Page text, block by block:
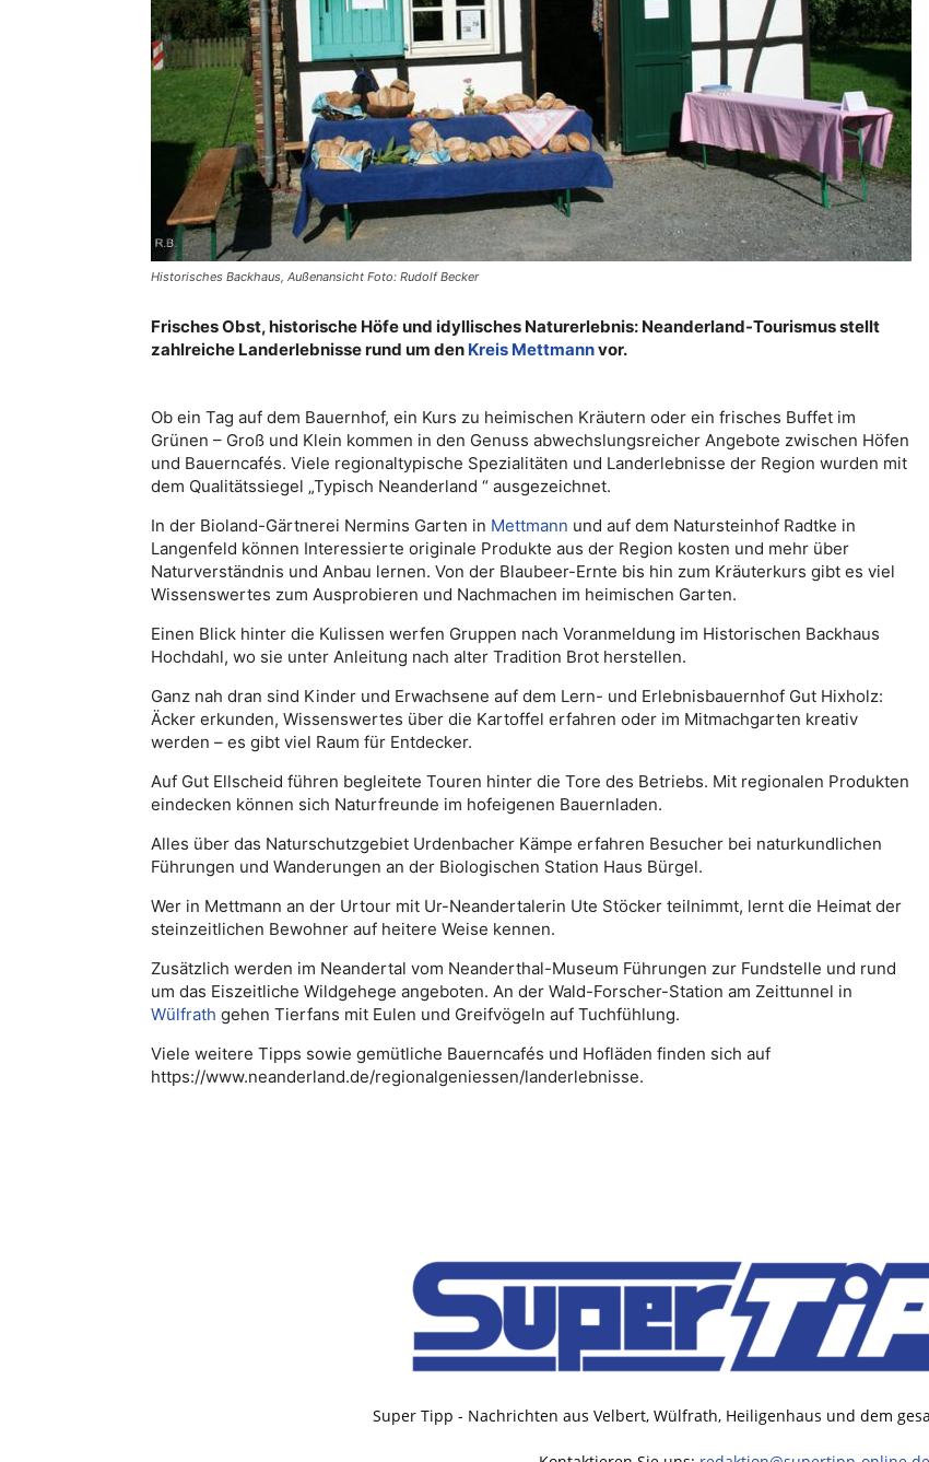
Historisches Backhaus, Außenansicht Foto: Rudolf Becker
Frisches Obst, historische Höfe und idyllisches Naturerlebnis: Neanderland-Tourismus stellt
zahlreiche Landerlebnisse rund um den Kreis Mettmannvor.
Ob ein Tag auf dem Bauernhof, ein Kurs zu heimischen Kräutern oder ein frisches Buffet im
Grünen – Groß und Klein kommen in den Genuss abwechslungsreicher Angebote zwischen Höfen
und Bauerncafés. Viele regionaltypische Spezialitäten und Landerlebnisse der Region wurden mit
dem Qualitätssiegel „Typisch Neanderland “ ausgezeichnet.
In der Bioland-Gärtnerei Nermins Garten in Mettmann und auf dem Natursteinhof Radtke in
Langenfeld können Interessierte originale Produkte aus der Region kosten und mehr über
Naturverständnis und Anbau lernen. Von der Blaubeer-Ernte bis hin zum Kräuterkurs gibt es viel
Wissenswertes zum Ausprobieren und Nachmachen im heimischen Garten.
Einen Blick hinter die Kulissen werfen Gruppen nach Voranmeldung im Historischen Backhaus
Hochdahl, wo sie unter Anleitung nach alter Tradition Brot herstellen.
Ganz nah dran sind Kinder und Erwachsene auf dem Lern- und Erlebnisbauernhof Gut Hixholz:
Äcker erkunden, Wissenswertes über die Kartoffel erfahren oder im Mitmachgarten kreativ
werden – es gibt viel Raum für Entdecker.
Auf Gut Ellscheid führen begleitete Touren hinter die Tore des Betriebs. Mit regionalen Produkten
eindecken können sich Naturfreunde im hofeigenen Bauernladen.
Alles über das Naturschutzgebiet Urdenbacher Kämpe erfahren Besucher bei naturkundlichen
Führungen und Wanderungen an der Biologischen Station Haus Bürgel.
Wer in Mettmann an der Urtour mit Ur-Neandertalerin Ute Stöcker teilnimmt, lernt die Heimat der
steinzeitlichen Bewohner auf heitere Weise kennen.
Zusätzlich werden im Neandertal vom Neanderthal-Museum Führungen zur Fundstelle und rund
um das Eiszeitliche Wildgehege angeboten. An der Wald-Forscher-Station am Zeittunnel in
Wülfrath gehen Tierfans mit Eulen und Greifvögeln auf Tuchfühlung.
Viele weitere Tipps sowie gemütliche Bauerncafés und Hofläden finden sich auf
https://www.neanderland.de/regionalgeniessen/landerlebnisse.
Super Tipp - Nachrichten aus Velbert, Wülfrath, Heiligenhaus und dem